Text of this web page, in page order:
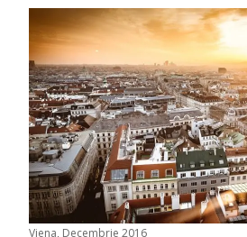
Viena, Decembrie 2016